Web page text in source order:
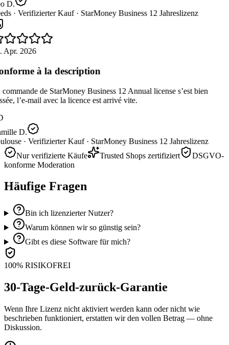
D.
· Verifizierter Kauf · StarMoney Business 12 Jahreslizenz
Apr. 2026
à la description
de StarMoney Business 12 Annual license s’est bien
l’e-mail avec la licence est arrivé vite.
D.
· Verifizierter Kauf · StarMoney Business 12 Jahreslizenz
Nur verifizierte Käufe
Trusted Shops zertifiziert
DSGVO-
konforme Moderation
Häufige Fragen
Bin ich lizenzierter Nutzer?
Warum können wir so günstig sein?
Gibt es diese Software für mich?
100% RISIKOFREI
30-Tage-Geld-zurück-Garantie
Wenn Ihre Lizenz nicht aktiviert werden kann oder nicht wie
beschrieben funktioniert, erstatten wir den vollen Betrag — ohne
Diskussion.